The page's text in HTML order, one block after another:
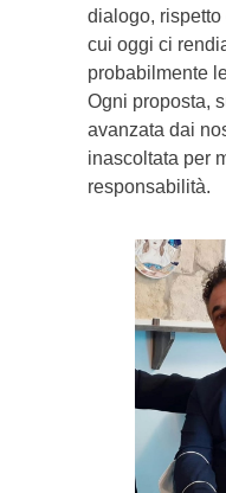
dialogo,
cui oggi ci
probabilmente
Ogni proposta,
avanzata dai
inascoltata per
responsabilità.